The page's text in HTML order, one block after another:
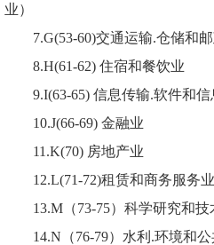
业）
7.G(53-60)交通运输.仓储和
8.H(61-62) 住宿和餐饮业
9.I(63-65) 信息传输.软件和
10.J(66-69) 金融业
11.K(70) 房地产业
12.L(71-72)租赁和商务服务业
13.M（73-75）科学研究和技
14.N（76-79）水利.环境和